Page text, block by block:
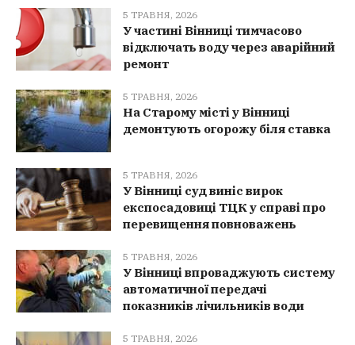
5 ТРАВНЯ, 2026
У частині Вінниці тимчасово
відключать воду через аварійний
ремонт
5 ТРАВНЯ, 2026
На Старому місті у Вінниці
демонтують огорожу біля ставка
5 ТРАВНЯ, 2026
У Вінниці суд виніс вирок
експосадовиці ТЦК у справі про
перевищення повноважень
5 ТРАВНЯ, 2026
У Вінниці впроваджують систему
автоматичної передачі
показників лічильників води
5 ТРАВНЯ, 2026